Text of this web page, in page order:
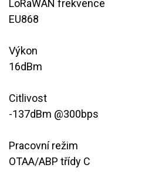
LoRaWAN frekvence
EU868
Výkon
16dBm
Citlivost
-137dBm @300bps
Pracovní režim
OTAA/ABP třídy C